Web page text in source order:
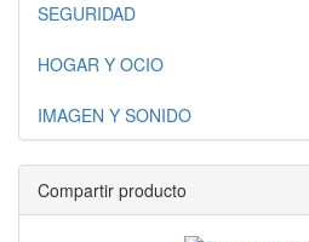
SEGURIDAD
HOGAR Y OCIO
IMAGEN Y SONIDO
Compartir producto